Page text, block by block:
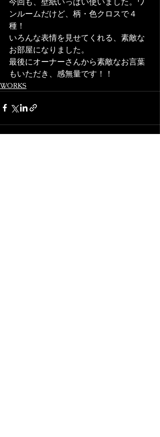
ンルームだけど、柄・色クロスで４
種！
いろんな表情を見せてくれる、素敵な
お部屋になりました。
最後にオーナーさんから素敵なお言葉
もいただき、感無量です！！
WORKS